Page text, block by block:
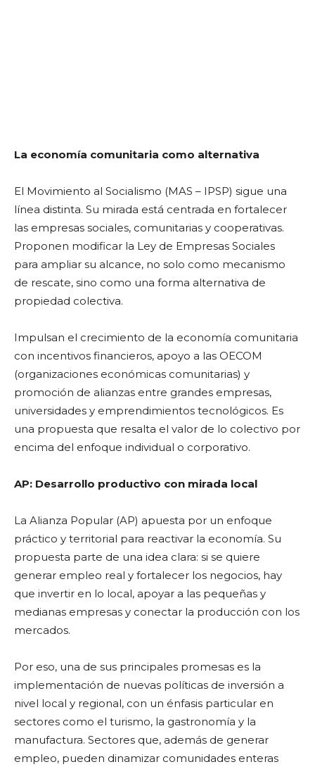
La economía comunitaria como alternativa
El Movimiento al Socialismo (MAS – IPSP) sigue una
línea distinta. Su mirada está centrada en fortalecer
las empresas sociales, comunitarias y cooperativas.
Proponen modificar la Ley de Empresas Sociales
para ampliar su alcance, no solo como mecanismo
de rescate, sino como una forma alternativa de
propiedad colectiva.
Impulsan el crecimiento de la economía comunitaria
con incentivos financieros, apoyo a las OECOM
(organizaciones económicas comunitarias) y
promoción de alianzas entre grandes empresas,
universidades y emprendimientos tecnológicos. Es
una propuesta que resalta el valor de lo colectivo por
encima del enfoque individual o corporativo.
AP: Desarrollo productivo con mirada local
La Alianza Popular (AP) apuesta por un enfoque
práctico y territorial para reactivar la economía. Su
propuesta parte de una idea clara: si se quiere
generar empleo real y fortalecer los negocios, hay
que invertir en lo local, apoyar a las pequeñas y
medianas empresas y conectar la producción con los
mercados.
Por eso, una de sus principales promesas es la
implementación de nuevas políticas de inversión a
nivel local y regional, con un énfasis particular en
sectores como el turismo, la gastronomía y la
manufactura. Sectores que, además de generar
empleo, pueden dinamizar comunidades enteras